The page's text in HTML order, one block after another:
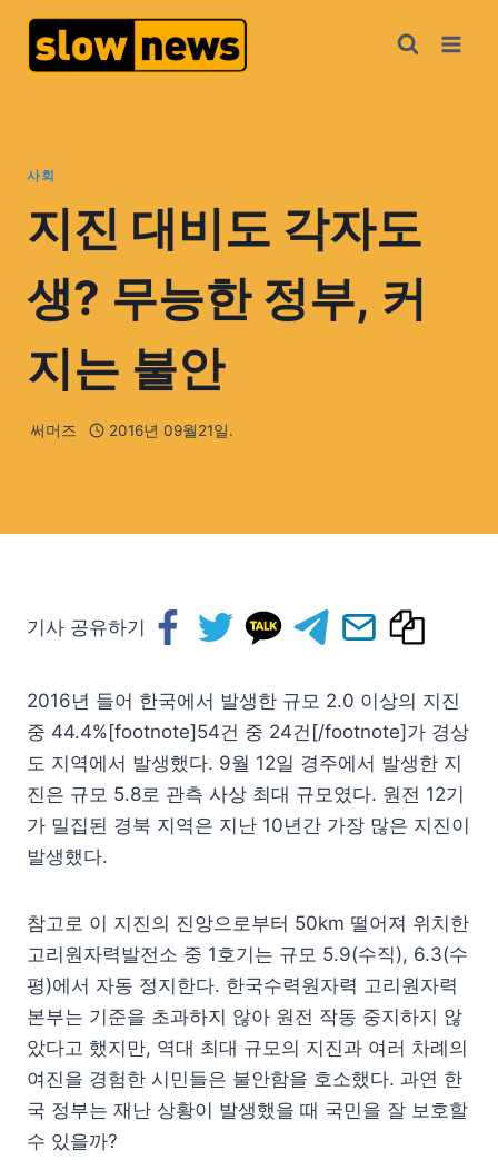
사회
지진 대비도 각자도
생? 무능한 정부, 커
지는 불안
써머즈 2016년 09월21일.
기사 공유하기
2016년 들어 한국에서 발생한 규모 2.0 이상의 지진
중 44.4%[footnote]54건 중 24건[/footnote]가 경상
도 지역에서 발생했다. 9월 12일 경주에서 발생한 지
진은 규모 5.8로 관측 사상 최대 규모였다. 원전 12기
가 밀집된 경북 지역은 지난 10년간 가장 많은 지진이
발생했다.
참고로 이 지진의 진앙으로부터 50km 떨어져 위치한
고리원자력발전소 중 1호기는 규모 5.9(수직), 6.3(수
평)에서 자동 정지한다. 한국수력원자력 고리원자력
본부는 기준을 초과하지 않아 원전 작동 중지하지 않
았다고 했지만, 역대 최대 규모의 지진과 여러 차례의
여진을 경험한 시민들은 불안함을 호소했다. 과연 한
국 정부는 재난 상황이 발생했을 때 국민을 잘 보호할
수 있을까?